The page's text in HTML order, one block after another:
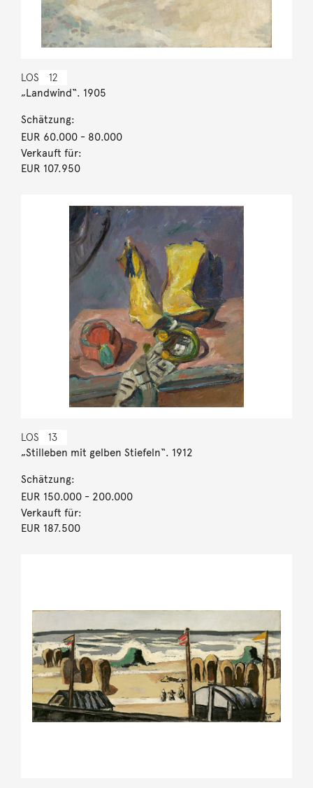
LOS 12
„Landwind“. 1905
Schätzung:
EUR 60.000- 80.000
Verkauft für:
EUR 107.950
LOS 13
„Stilleben mit gelben Stiefeln“. 1912
Schätzung:
EUR 150.000- 200.000
Verkauft für:
EUR 187.500